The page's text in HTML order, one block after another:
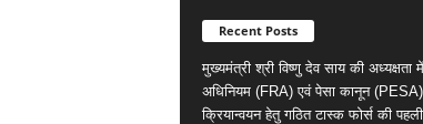
Recent Posts
मुख्यमंत्री श्री विष्णु देव साय की अध्यक्षता
अधिनियम (FRA) एवं पेसा कानून (PESA)
क्रियान्वयन हेतु गठित टास्क फोर्स की